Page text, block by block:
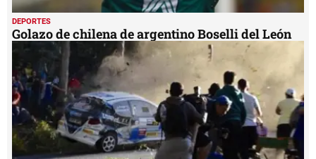
DEPORTES
Golazo de chilena de argentino Boselli del León